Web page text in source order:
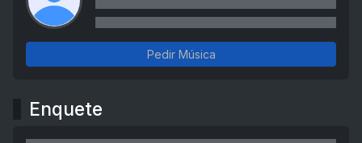
Pedir Música
Enquete